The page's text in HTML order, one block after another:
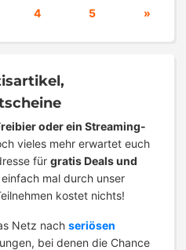
4 5 »
oder ein Streaming-
vieles mehr erwartet euch
für gratis Deals und
mal durch unser
kostet nichts!
Netz nach seriösen
bei denen die Chance